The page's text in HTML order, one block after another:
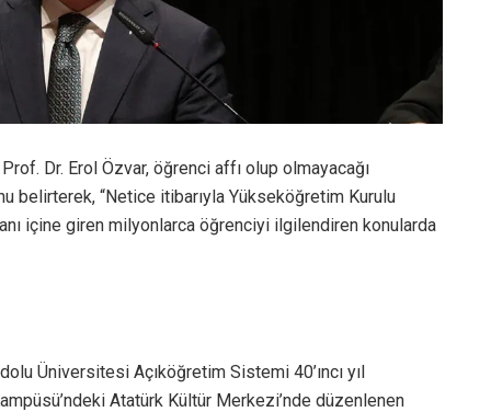
Dr. Erol Özvar, öğrenci affı olup olmayacağı
belirterek, “Netice itibarıyla Yükseköğretim Kurulu
içine giren milyonlarca öğrenciyi ilgilendiren konularda
Üniversitesi Açıköğretim Sistemi 40’ıncı yıl
Atatürk Kültür Merkezi’nde düzenlenen